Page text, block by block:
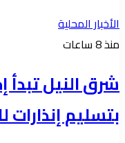
الأخبار المحلية
منذ 8 ساعات
شرق النيل تبدأ
بتسليم إنذارات